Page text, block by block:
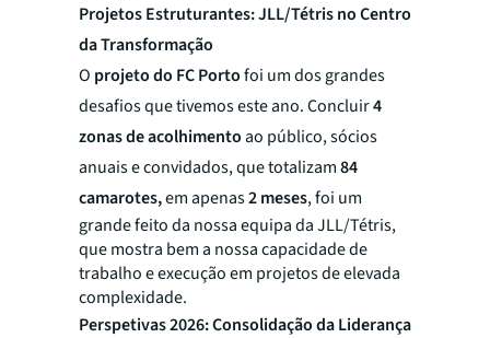
Projetos Estruturantes: JLL/Tétris no Centro
da Transformação
O projeto do FC Portofoi um dos grandes
desafios que tivemos este ano. Concluir4
zonas de acolhimentoao público, sócios
anuais e convidados, que totalizam84
camarotes,em apenas2 meses, foi um
grande feito da nossa equipa da JLL/Tétris,
que mostra bem a nossa capacidade de
trabalho e execução em projetos de elevada
complexidade.
Perspetivas 2026: Consolidação da Liderança